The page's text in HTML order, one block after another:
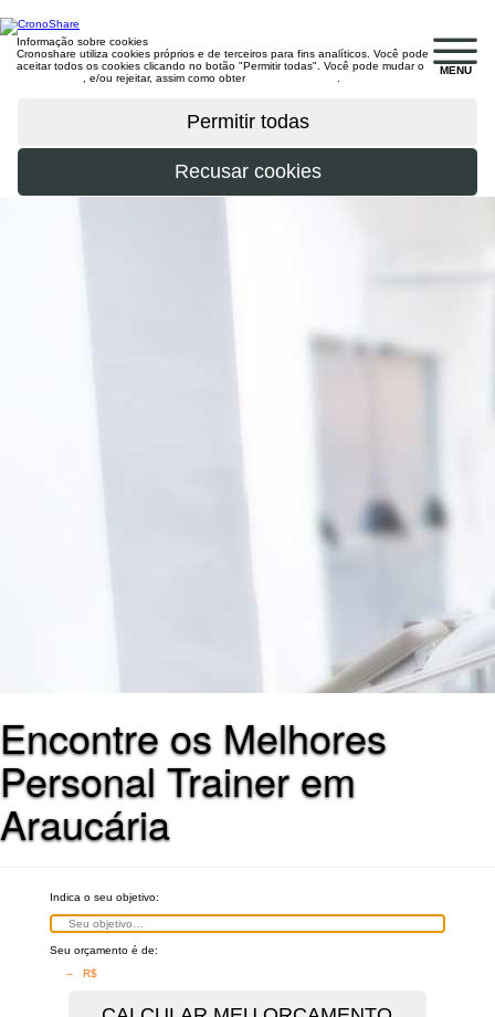
MENU
Informação sobre cookies
Cronoshare utiliza cookies próprios e de terceiros para fins analíticos. Você pode
aceitar todos os cookies clicando no botão "Permitir todas". Você pode mudar o
, e/ou rejeitar, assim como obter
Encontre os Melhores
Personal Trainer em
Araucária
Indica o seu objetivo:
Seu orçamento é de:
– R$